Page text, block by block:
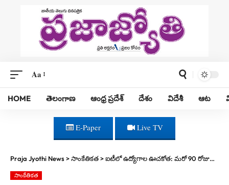
Aa
HOME తెలంగాణ ఆంధ్ర ప్రదేశ్ దేశం విదేశీ ఆట
E-Paper Live TV
Praja Jyothi News>సాంకేతికత>ఐటీలో ఉద్యోగాల ఊచకోత: మరో 90 రోజుల్లో 50,000 మంది ఇంటికే
సాంకేతికత